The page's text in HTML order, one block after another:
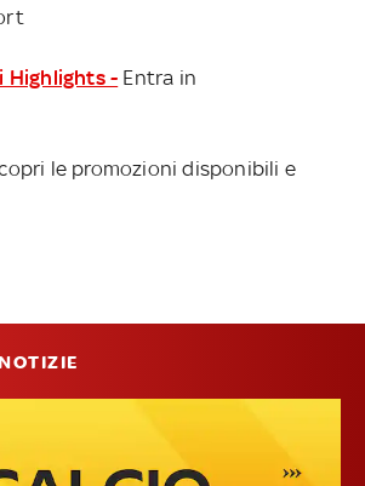
Highlights - Entra in
le promozioni disponibili e